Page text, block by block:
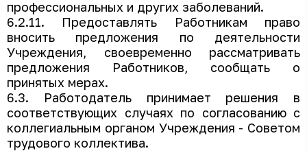
профессиональных и других заболеваний.
6.2.11. Предоставлять Работникам право
вносить предложения по деятельности
Учреждения, своевременно рассматривать
предложения Работников, сообщать о
принятых мерах.
6.3. Работодатель принимает решения в
соответствующих случаях по согласованию с
коллегиальным органом Учреждения - Советом
трудового коллектива.